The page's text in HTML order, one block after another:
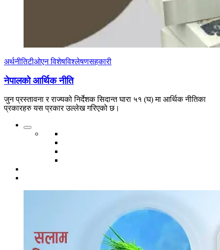
अर्थनीतिटीओएन विशेषविश्लेषणसहकारी
नेपालको आर्थिक नीति
जुन प्रस्तावना र राज्यको निर्देशक सिदान्त घारा ५१ (घ) मा आर्थिक नीतिका
प्रकारहरु यस प्रकार उल्लेख गरिएको छ।